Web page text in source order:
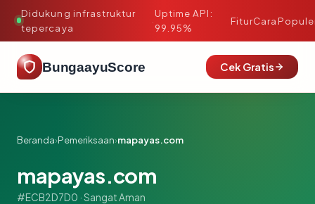
Didukung infrastruktur
tepercaya
·
Uptime API:
99.95%
FiturCara
BungaayuScore Cek Gratis
Beranda›Pemeriksaan›mapayas.com
mapayas.com
#ECB2D7D0 · Sangat Aman